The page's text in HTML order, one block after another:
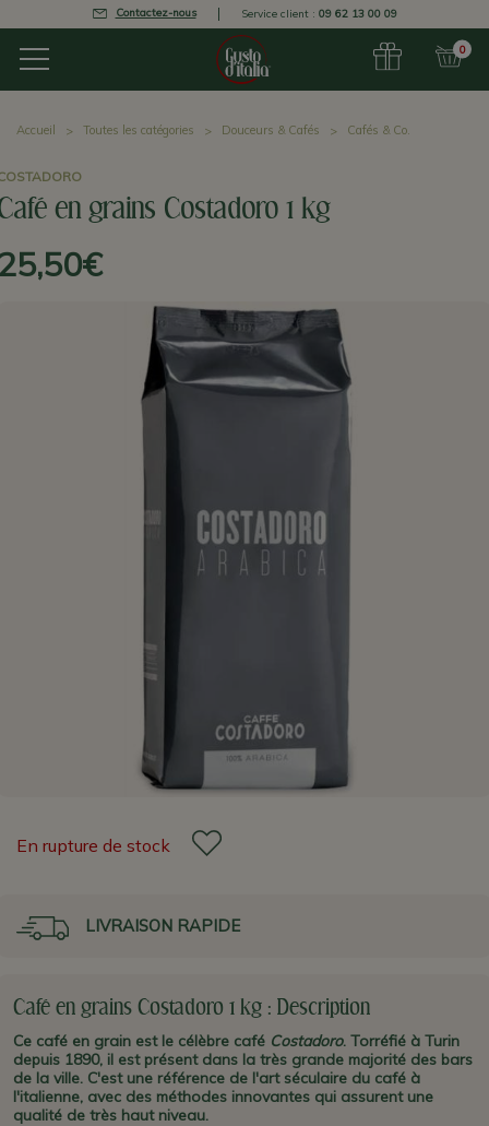
Contactez-nous Service client : 09 62 13 00 09
0
Accueil Toutes les catégories Douceurs & Cafés Cafés & Co.
en grains Costadoro 1 kg
En rupture de stock
LIVRAISON RAPIDE
Café en grains Costadoro 1 kg : Description
Ce café en grain est le célèbre café Costadoro. Torréfié à Turin
depuis 1890, il est présent dans la très grande majorité des bars
de la ville. C'est une référence de l'art séculaire du café à
l'italienne, avec des méthodes innovantes qui assurent une
qualité de très haut niveau.